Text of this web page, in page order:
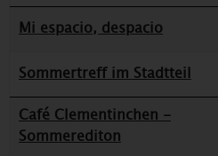
Mi espacio, despacio
Sommertreff im Stadtteil
Café Clementinchen -
Sommerediton